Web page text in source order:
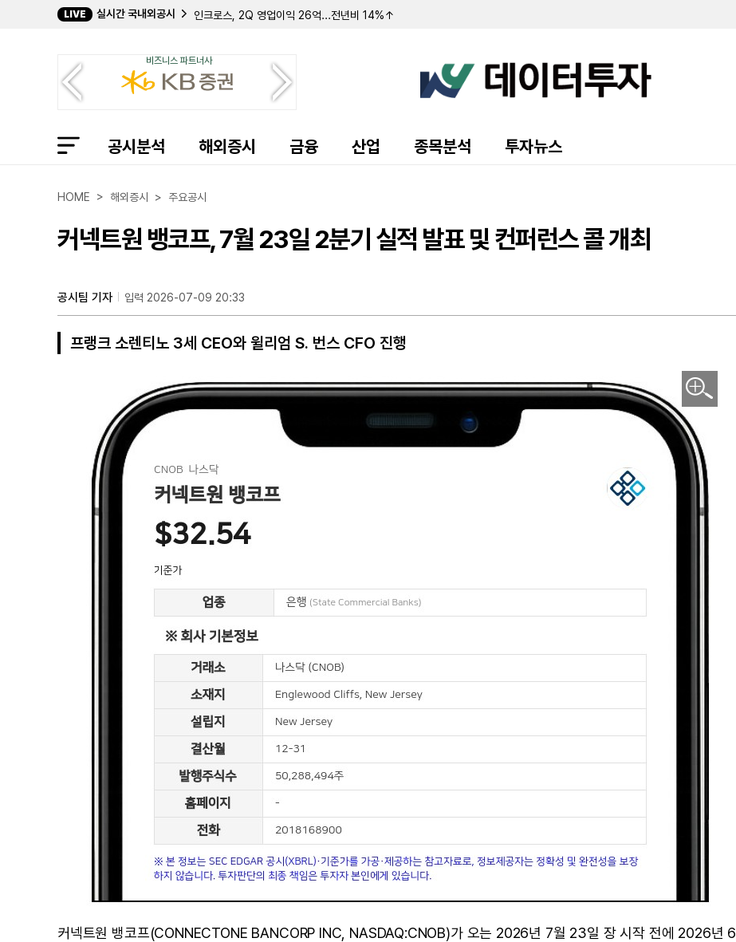
LIVE 실시간 국내외공시
강중근 대표이사, 모다이노칩 주식 5만1600주 ↑…지분율 0.51%
김주환 대표이사, 힘스 주식 1만4356주 ↑…지분율 10.75%
파미셀, 두산과 78억원 규모 전자재료용 소재 공급계약
안철수, 안랩 주식 2만8000주 ↑…지분율 17.42%
송한규 사내이사, 에쓰씨엔지니어링 주식 1만주 ↑…지분율 0.11%
NAVER, 2Q 연결 영업이익 5203억...전년비 -0.25%↓
HLB테라퓨틱스, 111억원 규모 출자전환 유상증자... 최대주주 에이치엘비 대상
HLB테라퓨틱스, 50억 규모 CB 만기전 취득... 최대주주 풋옵션 행사 영향
비즈니스 파트너사
공시분석 해외증시 금융 산업 종목분석 투자뉴스
HOME > 해외증시 > 주요공시
커넥트원 뱅코프, 7월 23일 2분기 실적 발표 및 컨퍼런스 콜 개최
공시팀 기자 입력 2026-07-09 20:33
프랭크 소렌티노 3세 CEO와 윌리엄 S. 번스 CFO 진행
커넥트원 뱅코프(CONNECTONE BANCORP INC, NASDAQ:CNOB)가 오는 2026년 7월 23일 장 시작 전에 2026년 6